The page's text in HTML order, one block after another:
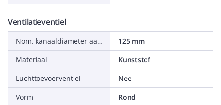
Ventilatieventiel
Nom. kanaaldiameter aansluiting
125 mm
Materiaal
Kunststof
Luchttoevoerventiel
Nee
Vorm
Rond